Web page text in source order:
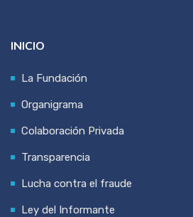
INICIO
La Fundación
Organigrama
Colaboración Privada
Transparencia
Lucha contra el fraude
Ley del Informante